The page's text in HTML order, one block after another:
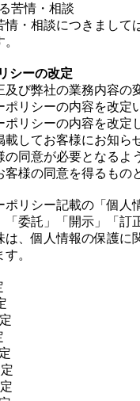
苦情・相談
・相談につきまして
シーの改定
び弊社の業務内容の
ポリシーの内容を改定
リシーの内容を改定
してお客様にお知ら
の同意が必要となるよ
様の同意を得るもの
ポリシー記載の「個人
「委託」「開示」「訂
は、個人情報の保護に
。